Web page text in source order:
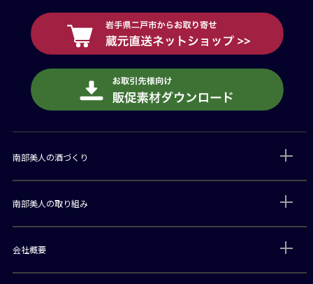
南部美人の酒づくり
南部美人の取り組み
会社概要